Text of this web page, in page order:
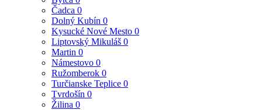
Čadca 0
Dolný Kubín 0
Kysucké Nové Mesto 0
Liptovský Mikuláš 0
Martin 0
Námestovo 0
Ružomberok 0
Turčianske Teplice 0
Tvrdošín 0
Žilina 0